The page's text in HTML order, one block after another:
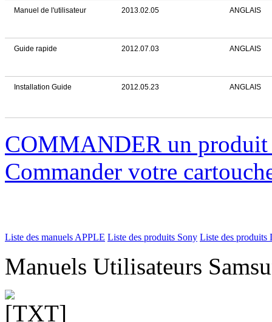
Manuel de l'utilisateur 2013.02.05 ANGLAIS
Guide rapide 2012.07.03 ANGLAIS
Installation Guide 2012.05.23 ANGLAIS
COMMANDER un
Commander votre
Liste des manuels APPLE Liste des produits Sony Liste des produits
Manuels Utilisateurs